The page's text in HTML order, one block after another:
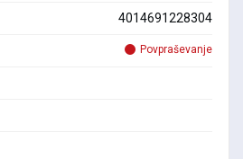
4014691228304
Povpraševanje